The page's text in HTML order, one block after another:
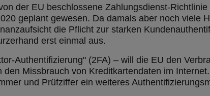
der EU beschlossene Zahlungsdienst-
geplant gewesen. Da damals aber noch viele
die Pflicht zur starken
erst einmal aus.
Authentifizierung" (2FA) – will die EU den
Missbrauch von Kreditkartendaten im
und Prüfziffer ein weiteres